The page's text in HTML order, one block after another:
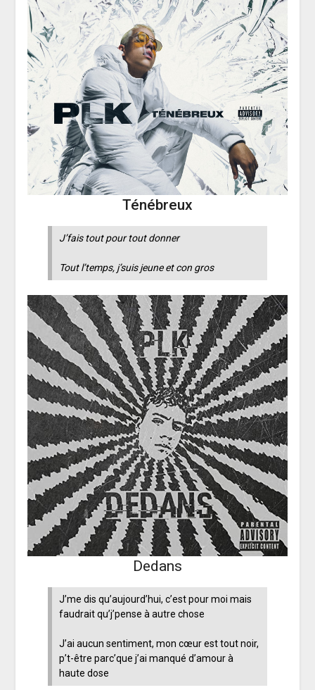
Ténébreux
J’fais tout pour tout donner
Tout l’temps, j’suis jeune et con gros
Dedans
J’me dis qu’aujourd’hui, c’est pour moi mais
faudrait qu’j’pense à autre chose
J’ai aucun sentiment, mon cœur est tout noir,
p’t-être parc’que j’ai manqué d’amour à
haute dose